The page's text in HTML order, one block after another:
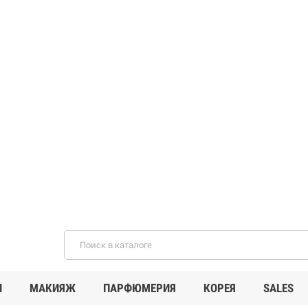
МАКИЯЖ ПАРФЮМЕРИЯ КОРЕЯ SALES